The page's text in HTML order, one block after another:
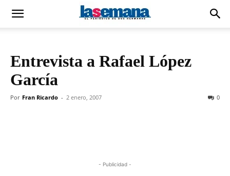
Entrevista a Rafael López
García
Por Fran Ricardo - 2 enero, 2007 0
- Publicidad -